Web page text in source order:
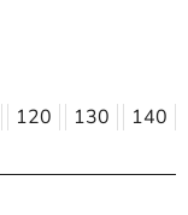
120 130 140